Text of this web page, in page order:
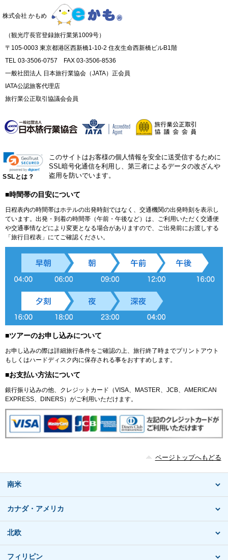
株式会社 かもめ
（観光庁長官登録旅行業第1009号）
〒105-0003 東京都港区西新橋1-10-2 住友生命西新橋ビルB1階
TEL 03-3506-0757 FAX 03-3506-8536
一般社団法人 日本旅行業協会（JATA）正会員
IATA公認旅客代理店
旅行業公正取引協議会会員
SSLとは？
このサイトはお客様の個人情報を安全に送受信するために
SSL暗号化通信を利用し、第三者によるデータの改ざんや
盗用を防いでいます。
■時間帯の目安について
日程表内の時間帯はホテルの出発時刻ではなく、交通機関の出発時刻を表示し
ています。出発・到着の時間帯（午前・午後など）は、ご利用いただく交通便
や交通事情などにより変更となる場合がありますので、ご出発前にお渡しする
「旅行日程表」にてご確認ください。
■ツアーのお申し込みについて
お申し込みの際は詳細旅行条件をご確認の上、旅行終了時までプリントアウト
もしくはハードディスク内に保存される事をおすすめします。
■お支払い方法について
銀行振り込みの他、クレジットカード（VISA、MASTER、JCB、AMERICAN
EXPRESS、DINERS）がご利用いただけます。
ページトップへもどる
南米
カナダ・アメリカ
北欧
フィリピン